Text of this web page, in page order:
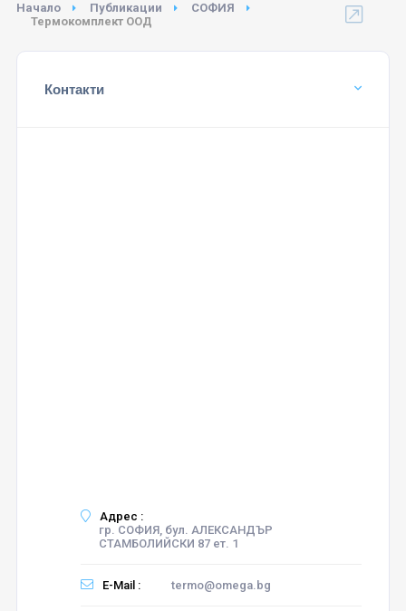
Начало Публикации
СОФИЯ
Термокомплект ООД
Контакти
Адрес :
гр. СОФИЯ, бул. АЛЕКСАНДЪР
СТАМБОЛИЙСКИ 87 ет. 1
E-Mail : termo@omega.bg